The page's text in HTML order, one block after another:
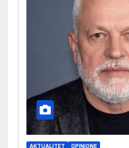
AKTUALITET OPINIONE